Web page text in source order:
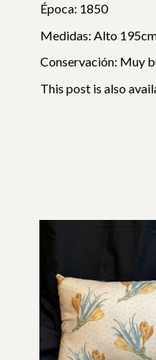
Época: 1850
Medidas: Alto
Conservación: Muy
This post is also